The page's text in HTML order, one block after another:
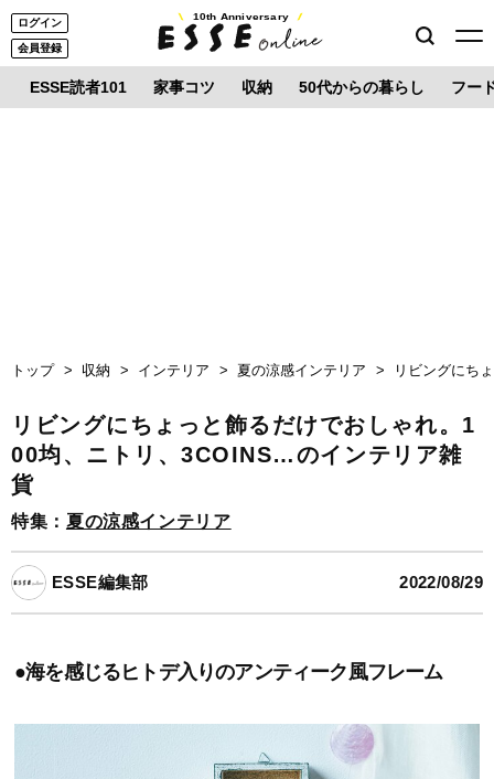
ログイン
会員登録
10th Anniversary
ESSE読者101 家事コツ 収納 50代からの暮らし フー
トップ 収納 インテリア 夏の涼感インテリア リビングにち
リビングにちょっと飾るだけでおしゃれ。1
00均、ニトリ、3COINS…のインテリア雑
貨
特集： 夏の涼感インテリア
ESSE編集部 2022/08/29
●海を感じるヒトデ入りのアンティーク風フレーム